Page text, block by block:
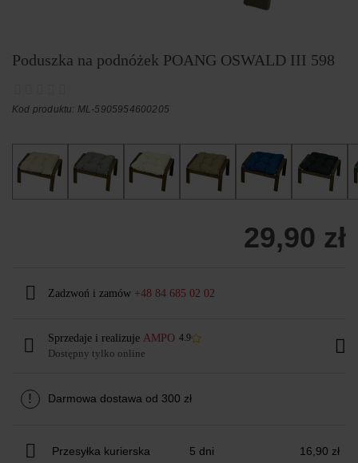
Poduszka na podnóżek POANG OSWALD III 598
Kod produktu: ML-5905954600205
29,90 zł
Zadzwoń i zamów +48 84 685 02 02
Sprzedaje i realizuje AMPO 4.9
Dostępny tylko online
! Darmowa dostawa od 300 zł
Przesyłka kurierska 5 dni 16,90 zł